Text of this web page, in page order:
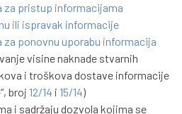
za pristup informacijama
ili ispravak informacije
za ponovnu uporabu informacija
visine naknade stvarnih
i troškova dostave informacije
broj 12/14 i 15/14)
i sadržaju dozvola kojima se